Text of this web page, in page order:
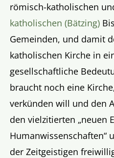
römisch-katholischen
katholischen (Bätzing)
Gemeinden, und damit
katholischen Kirche in
gesellschaftliche
braucht noch eine
verkünden will und den
den vielzitierten „neuen
Humanwissenschaften“
der Zeitgeistigen